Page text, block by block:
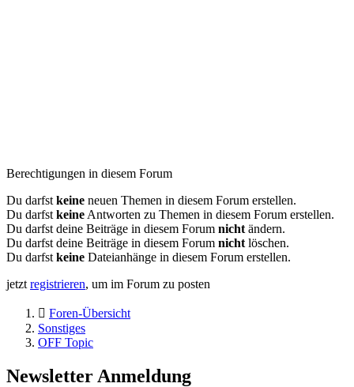
Berechtigungen in diesem Forum
Du darfst keine neuen Themen in diesem Forum erstellen.
Du darfst keine Antworten zu Themen in diesem Forum erstellen.
Du darfst deine Beiträge in diesem Forum nicht ändern.
Du darfst deine Beiträge in diesem Forum nicht löschen.
Du darfst keine Dateianhänge in diesem Forum erstellen.
jetzt registrieren, um im Forum zu posten
Foren-Übersicht
Sonstiges
OFF Topic
Newsletter Anmeldung